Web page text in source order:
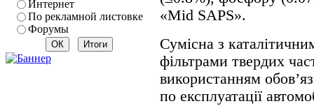
Интернет
По рекламной листовке
Форумы
«Mid SAPS».
Сумісна з
фільтрами твердих
використанням
по експлуатації